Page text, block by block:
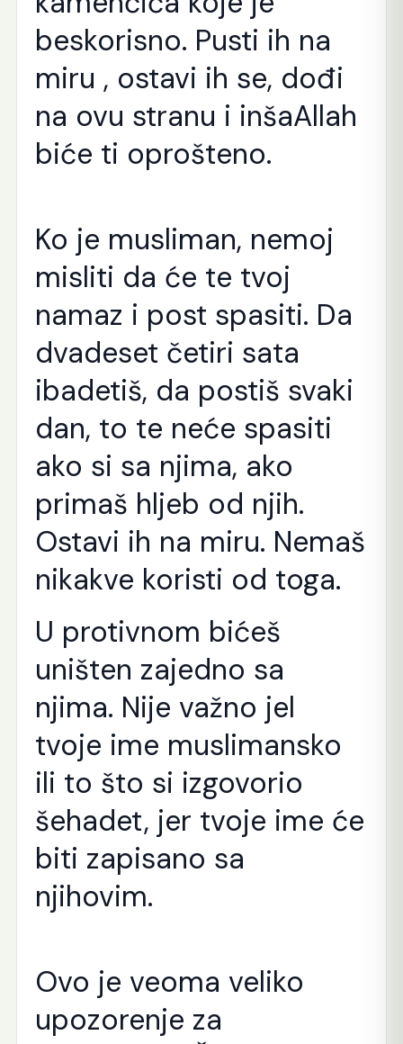
beskorisno. Pusti ih na
miru , ostavi ih se, dođi
na ovu stranu i inšaAllah
biće ti oprošteno.
Ko je musliman, nemoj
misliti da će te tvoj
namaz i post spasiti. Da
dvadeset četiri sata
ibadetiš, da postiš svaki
dan, to te neće spasiti
ako si sa njima, ako
primaš hljeb od njih.
Ostavi ih na miru. Nemaš
nikakve koristi od toga.
U protivnom bićeš
uništen zajedno sa
njima. Nije važno jel
tvoje ime muslimansko
ili to što si izgovorio
šehadet, jer tvoje ime će
biti zapisano sa
njihovim.
Ovo je veoma veliko
upozorenje za